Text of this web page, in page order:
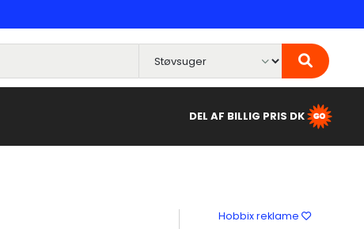
DEL AF BILLIG PRIS DK
Hobbix reklame